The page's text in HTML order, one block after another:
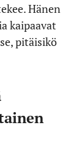
Hänen
kaipaavat
pitäisikö